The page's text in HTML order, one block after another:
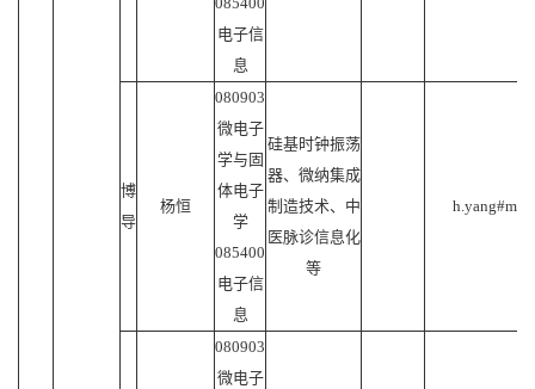
电子信
息
博
导
杨恒
080903
微电子
学与固
体电子
学
085400
电子信
息
硅基时钟振荡
器、微纳集成
制造技术、中
医脉诊信息化
等
080903
微电子